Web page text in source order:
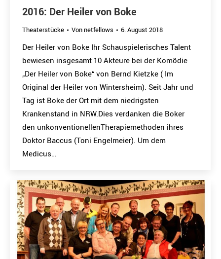
2016: Der Heiler von Boke
Theaterstücke Vonnetfellows 6. August 2018
Der Heiler von Boke Ihr Schauspielerisches Talent
bewiesen insgesamt 10 Akteure bei der Komödie
„Der Heiler von Boke“ von Bernd Kietzke ( Im
Original der Heiler von Wintersheim). Seit Jahr und
Tag ist Boke der Ort mit dem niedrigsten
Krankenstand in NRW.Dies verdanken die Boker
den unkonventionellenTherapiemethoden ihres
Doktor Baccus (Toni Engelmeier). Um dem
Medicus…